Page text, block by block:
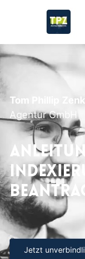
Tom Phillip
Agentur GmbH
Jetzt